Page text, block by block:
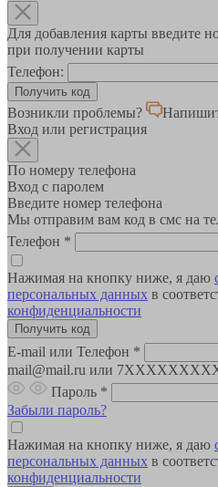
Для добавления карты введите
при получении карты
Телефон:
Возникли проблемы?
Вход или регистрация
По номеру телефона
Вход с паролем
Введите номер телефона
Мы отправим вам код в смс на
Телефон *
Нажимая на кнопку ниже, я даю
персональных данных в
конфиденциальности
E-mail или Телефон *
mail@mail.ru или
Пароль *
Забыли пароль?
Нажимая на кнопку ниже, я даю
персональных данных в
конфиденциальности